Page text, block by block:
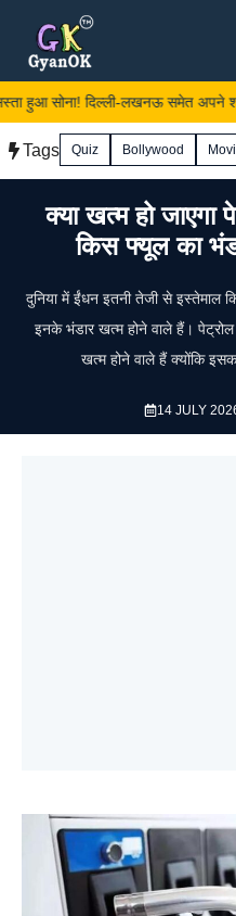
content
हुआ सोना! दिल्ली-लखनऊ समेत अपने
Tags Quiz Bollywood
क्या खत्म हो
किस फ्यूल का
दुनिया में ईंधन इतनी तेजी से इस्तेमाल
इनके भंडार खत्म होने वाले हैं।
खत्म होने वाले हैं क्योंकि
14 JULY